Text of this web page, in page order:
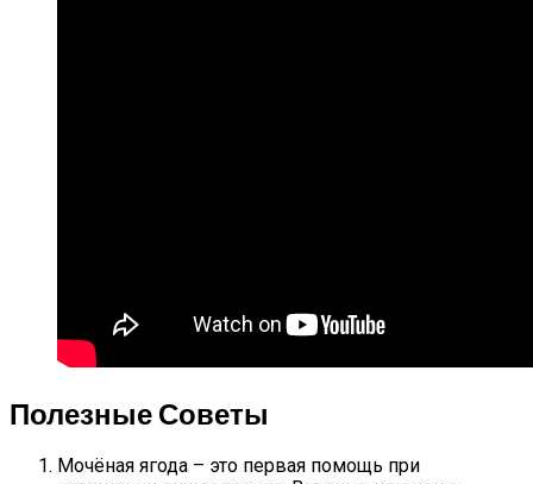
Полезные Советы
Мочёная ягода – это первая помощь при